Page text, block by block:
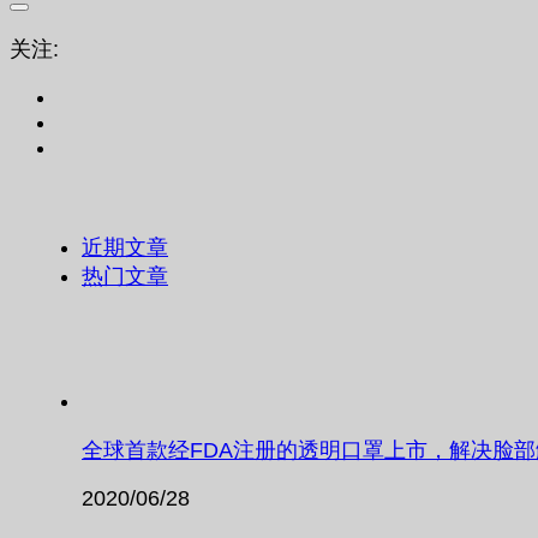
关注:
近期文章
热门文章
全球首款经FDA注册的透明口罩上市，解决脸
2020/06/28